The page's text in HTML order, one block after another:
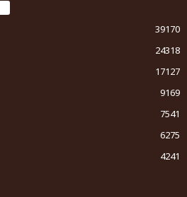
39170
24318
17127
9169
7541
6275
4241